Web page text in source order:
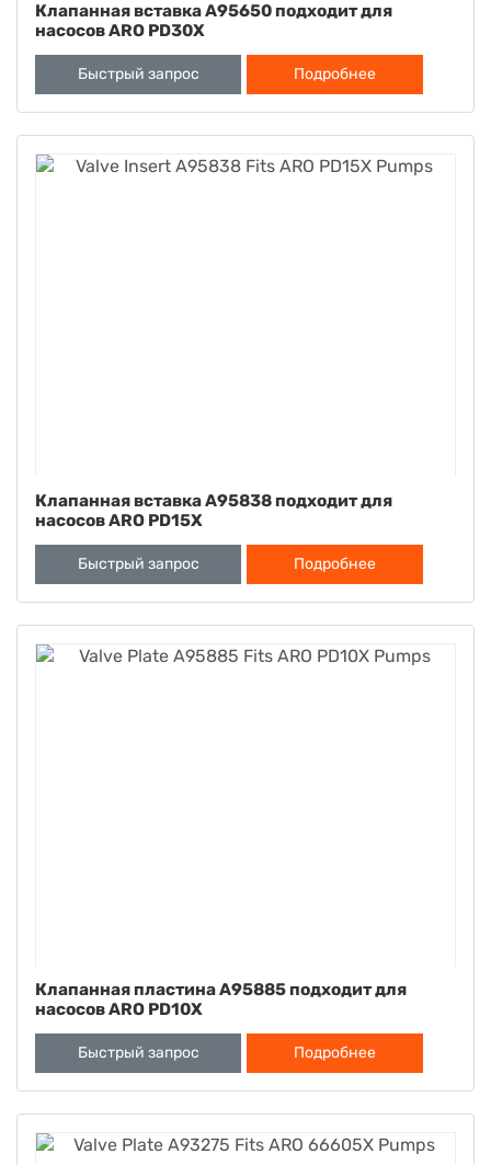
Клапанная вставка A95650 подходит для
насосов ARO PD30X
Быстрый запрос Подробнее
Клапанная вставка A95838 подходит для
насосов ARO PD15X
Быстрый запрос Подробнее
Клапанная пластина A95885 подходит для
насосов ARO PD10X
Быстрый запрос Подробнее